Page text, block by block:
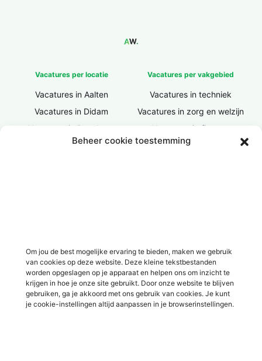
Beheer cookie toestemming
Om jou de best mogelijke ervaring te bieden, maken we gebruik
van cookies op deze website. Deze kleine tekstbestanden
worden opgeslagen op je apparaat en helpen ons om inzicht te
krijgen in hoe je onze site gebruikt. Door onze website te blijven
gebruiken, ga je akkoord met ons gebruik van cookies. Je kunt
je cookie-instellingen altijd aanpassen in je browserinstellingen.
Vacatures per locatie
Vacatures in Aalten
Vacatures in Didam
Vacatures in Doesburg
Vacatures in Doetinchem
Vacatures in Varsseveld
Vacatures in Winterswijk
Vacatures in Zelhem
Vacatures in Zutphen
Vacatures per vakgebied
Vacatures in techniek
Vacatures in zorg en welzijn
Vacatures in finance
Vacatures in ICT / IT